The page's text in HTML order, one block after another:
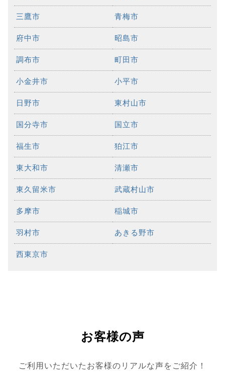
三鷹市 青梅市
府中市 昭島市
調布市 町田市
小金井市 小平市
日野市 東村山市
国分寺市 国立市
福生市 狛江市
東大和市 清瀬市
東久留米市 武蔵村山市
多摩市 稲城市
羽村市 あきる野市
西東京市
お客様の声
ご利用いただいたお客様のリアルな声をご紹介！